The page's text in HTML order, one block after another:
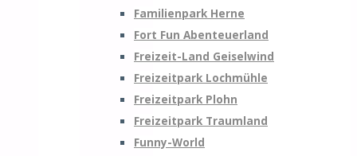
Familienpark Herne
Fort Fun Abenteuerland
Freizeit-Land Geiselwind
Freizeitpark Lochmühle
Freizeitpark Plohn
Freizeitpark Traumland
Funny-World